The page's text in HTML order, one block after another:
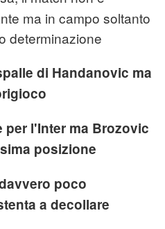
ma in campo soltanto
determinazione
di Handanovic ma
per l'Inter ma Brozovic
posizione
poco
a decollare